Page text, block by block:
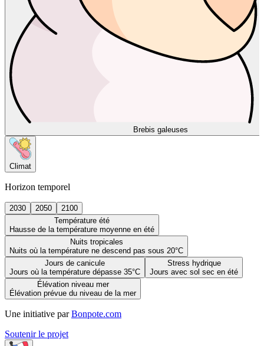
Brebis galeuses
Climat
Horizon temporel
2030 2050
2100
Température été
Hausse de la température moyenne en été
Nuits tropicales
Nuits où la température ne descend pas sous 20°C
Jours de canicule
Jours où la température dépasse 35°C
Stress hydrique
Jours avec sol sec en été
Élévation niveau mer
Élévation prévue du niveau de la mer
Une initiative par Bonpote.com
Soutenir le projet